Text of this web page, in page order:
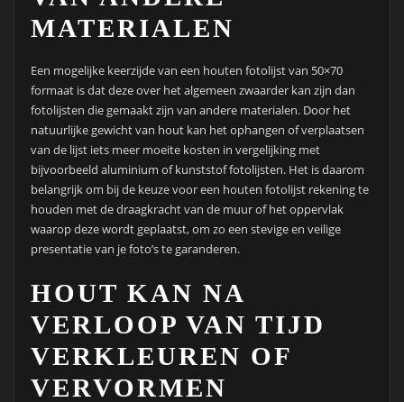
MATERIALEN
Een mogelijke keerzijde van een houten fotolijst van 50×70
formaat is dat deze over het algemeen zwaarder kan zijn dan
fotolijsten die gemaakt zijn van andere materialen. Door het
natuurlijke gewicht van hout kan het ophangen of verplaatsen
van de lijst iets meer moeite kosten in vergelijking met
bijvoorbeeld aluminium of kunststof fotolijsten. Het is daarom
belangrijk om bij de keuze voor een houten fotolijst rekening te
houden met de draagkracht van de muur of het oppervlak
waarop deze wordt geplaatst, om zo een stevige en veilige
presentatie van je foto’s te garanderen.
HOUT KAN NA
VERLOOP VAN TIJD
VERKLEUREN OF
VERVORMEN